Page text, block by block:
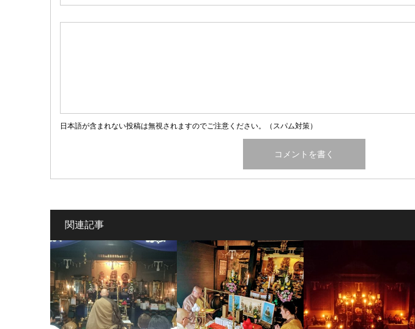
日本語が含まれない投稿は無視されますのでご注意ください。（スパム対策）
関連記事